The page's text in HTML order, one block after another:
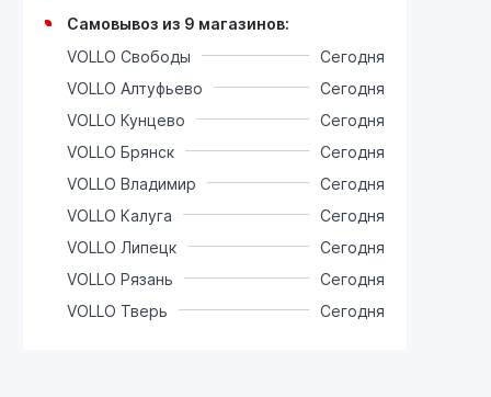
Самовывоз из 9 магазинов:
VOLLO Свободы
Сегодня
VOLLO Алтуфьево
Сегодня
VOLLO Кунцево
Сегодня
VOLLO Брянск
Сегодня
VOLLO Владимир
Сегодня
VOLLO Калуга
Сегодня
VOLLO Липецк
Сегодня
VOLLO Рязань
Сегодня
VOLLO Тверь
Сегодня